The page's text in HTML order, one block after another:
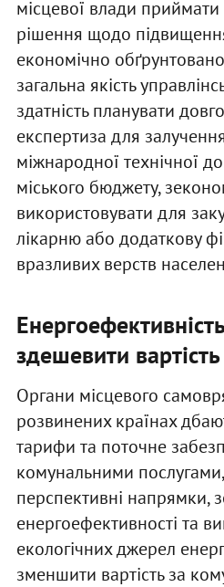
місцевої влади
рішення щодо
економічно
загальна якість
здатність планувати
експертиза для
міжнародної технічної
міського бюджету,
використовувати для
лікарню або додаткову
вразливих верств
здешевити
Органи місцевого
розвинених країнах
тарифи та поточне
комунальними
перспективні напрямки,
енергоефективності та
екологічних джерел
зменшити вартість за